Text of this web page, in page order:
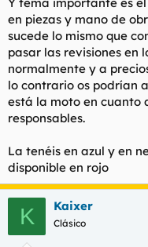
en piezas y mano de
sucede lo mismo que
pasar las revisiones en
normalmente y a
lo contrario os podrían
está la moto en cuanto
responsables.
La tenéis en azul y en
disponible en rojo
K Kaixer
Clásico